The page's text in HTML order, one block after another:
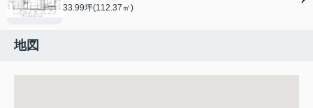
33.99坪(112.37㎡)
地図